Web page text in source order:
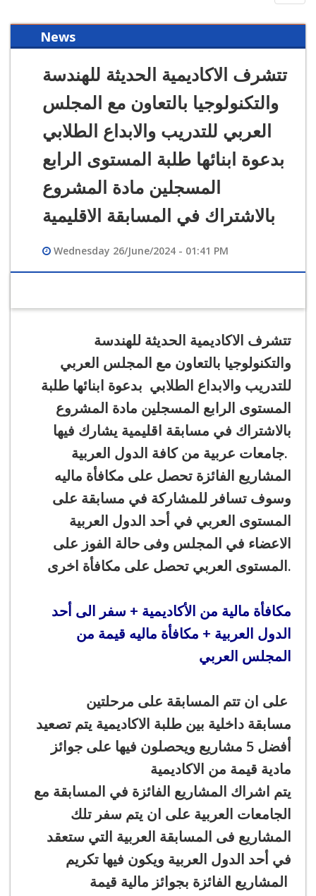
News
تتشرف الاكاديمية الحديثة للهندسة
والتكنولوجيا بالتعاون مع المجلس
العربي للتدريب والابداع الطلابي
بدعوة ابنائها طلبة المستوى الرابع
المسجلين مادة المشروع
بالاشتراك في المسابقة الاقليمية
Wednesday 26/June/2024 - 01:41 PM
تتشرف الاكاديمية الحديثة للهندسة
والتكنولوجيا بالتعاون مع المجلس العربي
للتدريب والابداع الطلابي بدعوة ابنائها طلبة
المستوى الرابع المسجلين مادة المشروع
بالاشتراك في مسابقة اقليمية يشارك فيها
جامعات عربية من كافة الدول العربية.
المشاريع الفائزة تحصل على مكافأة ماليه
وسوف تسافر للمشاركة في مسابقة على
المستوى العربي في أحد الدول العربية
الاعضاء في المجلس وفى حالة الفوز على
المستوى العربي تحصل على مكافأة اخرى.
مكافأة مالية من الأكاديمية + سفر الى أحد
الدول العربية + مكافأة ماليه قيمة من
المجلس العربي
أفضل 5 مشاريع ويحصلون فيها على جوائز
مادية قيمة من الاكاديمية
يتم اشراك المشاريع الفائزة في المسابقة مع
الجامعات العربية على ان يتم سفر تلك
المشاريع فى المسابقة العربية التي ستعقد
في أحد الدول العربية ويكون فيها تكريم